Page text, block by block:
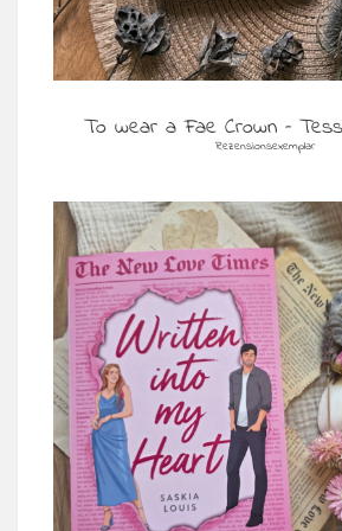
To wear a Fae Crown –
Rezensionsexemplar